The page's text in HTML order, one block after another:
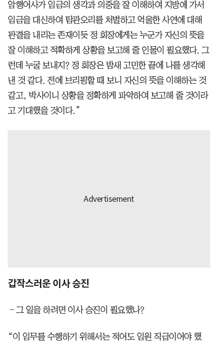
암행어사가 임금의 생각과 의중을 잘 이해하여 지방에 가서
임금을 대신하여 탐관오리를 처벌하고 억울한 사연에 대해
판결을 내리는 존재이듯 정 회장에게는 누군가 자신의 뜻을
잘 이해하고 적확하게 상황을 보고해 줄 인물이 필요했다. 그
런데 누굴 보내지? 정 회장은 밤새 고민한 끝에 나를 생각해
낸 것 같다. 전에 브리핑할 때 보니 자신의 뜻을 이해하는 것
같고, 박사이니 상황을 정확하게 파악하여 보고해 줄 것이라
고 기대했을 것이다.”
갑작스러운 이사 승진
―그 일을 하려면 이사 승진이 필요했나?
“이 임무를 수행하기 위해서는 적어도 임원 직급이어야 했